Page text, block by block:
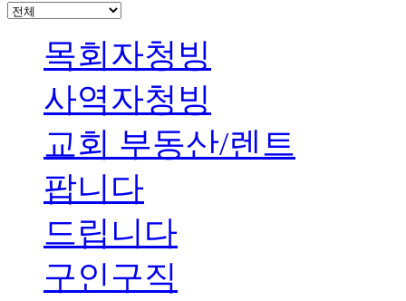
목회자청빙
사역자청빙
교회 부동산/렌트
팝니다
드립니다
구인구직